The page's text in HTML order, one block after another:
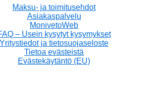
Maksu- ja toimitusehdot
Asiakaspalvelu
MonivetoWeb
– Usein kysytyt kysymykset
Yritystiedot ja tietosuojaseloste
Tietoa evästeistä
Evästekäytäntö (EU)